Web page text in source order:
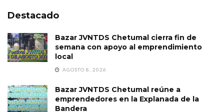
Destacado
Bazar JVNTDS Chetumal cierra fin de
semana con apoyo al emprendimiento
local
AGOSTO 8, 2026
Bazar JVNTDS Chetumal reúne a
emprendedores en la Explanada de la
Bandera